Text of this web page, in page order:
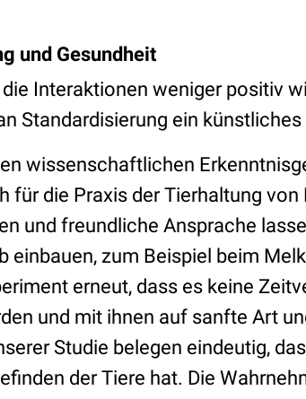
und Gesundheit
Interaktionen weniger positiv
Standardisierung ein
wissenschaftlichen
für die Praxis der Tierhaltung von
und freundliche Ansprache
einbauen, zum Beispiel beim
erneut, dass es keine
und mit ihnen auf sanfte Art
Studie belegen eindeutig,
der Tiere hat. Die